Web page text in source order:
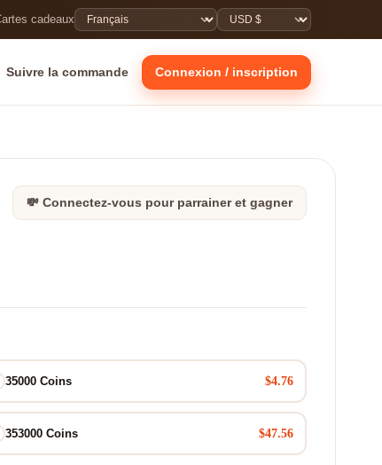
cadeaux
Suivre la commande Connexion / inscription
💸 Connectez-vous pour parrainer et gagner
35000 Coins $4.76
353000 Coins $47.56